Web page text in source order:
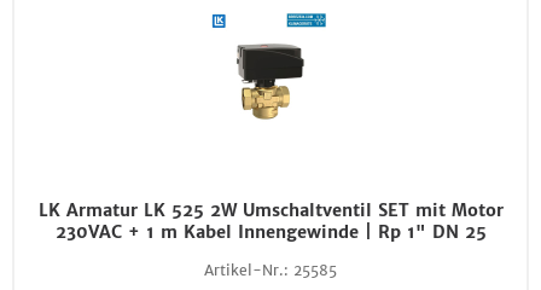
LK Armatur LK 525 2W Umschaltventil SET mit Motor
230VAC + 1 m Kabel Innengewinde | Rp 1" DN 25
Artikel-Nr.: 25585